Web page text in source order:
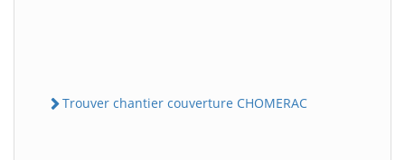
Trouver chantier couverture CHOMERAC